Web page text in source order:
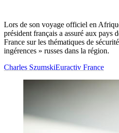
Lors de son voyage officiel en
président français a assuré aux pays
France sur les thématiques de
ingérences » russes dans la région.
Charles SzumskiEuractiv France